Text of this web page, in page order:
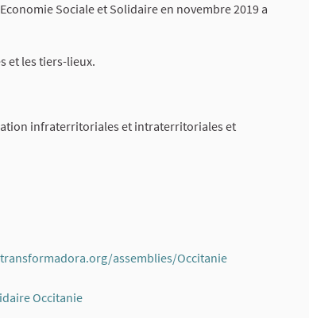
Sociale et Solidaire en novembre 2019 a
et les tiers-lieux.
infraterritoriales et intraterritoriales et
assemblies/Occitanie
Occitanie